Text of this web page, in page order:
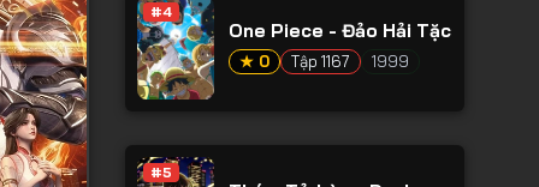
#4
One Piece - Đảo Hải Tặc
★ 0 Tập 1167 1999
#5